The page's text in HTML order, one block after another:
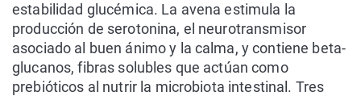
estabilidad glucémica. La avena estimula la
producción de serotonina, el neurotransmisor
asociado al buen ánimo y la calma, y contiene beta-
glucanos, fibras solubles que actúan como
prebióticos al nutrir la microbiota intestinal. Tres